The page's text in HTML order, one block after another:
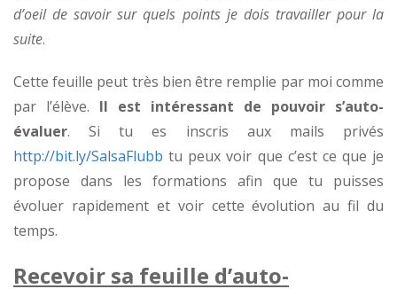
d’oeil de savoir sur quels points je dois travailler pour la
suite.
Cette feuille peut très bien être remplie par moi comme
par l’élève. Il est intéressant de pouvoir s’auto-
évaluer. Si tu es inscris aux mails privés
http://bit.ly/SalsaFlubb tu peux voir que c’est ce que je
propose dans les formations afin que tu puisses
évoluer rapidement et voir cette évolution au fil du
temps.
Recevoir sa feuille d’auto-